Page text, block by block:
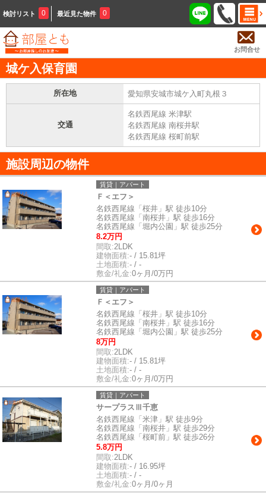
検討リスト 0 最近見た物件 0
お問合せ
城ケ入保育園
所在地 愛知県安城市城ケ入町丸根３
交通
名鉄西尾線 米津駅
名鉄西尾線 南桜井駅
名鉄西尾線 桜町前駅
施設周辺の物件
賃貸｜アパート
Ｆ＜エフ＞
名鉄西尾線「桜井」駅 徒歩10分
名鉄西尾線「南桜井」駅 徒歩16分
名鉄西尾線「堀内公園」駅 徒歩25分
8.2万円
間取:2LDK
建物面積:- / 15.81坪
土地面積:- / -
敷金/礼金:0ヶ月/0万円
賃貸｜アパート
Ｆ＜エフ＞
名鉄西尾線「桜井」駅 徒歩10分
名鉄西尾線「南桜井」駅 徒歩16分
名鉄西尾線「堀内公園」駅 徒歩25分
8万円
間取:2LDK
建物面積:- / 15.81坪
土地面積:- / -
敷金/礼金:0ヶ月/0万円
賃貸｜アパート
サープラスⅢ千恵
名鉄西尾線「米津」駅 徒歩9分
名鉄西尾線「南桜井」駅 徒歩29分
名鉄西尾線「桜町前」駅 徒歩26分
5.8万円
間取:2LDK
建物面積:- / 16.95坪
土地面積:- / -
敷金/礼金:0ヶ月/0ヶ月